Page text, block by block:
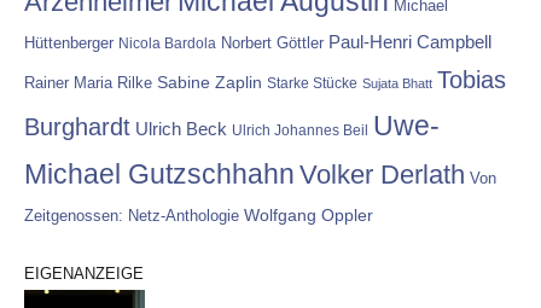
Michael
Hüttenberger Nicola Bardola Norbert Göttler Paul-Henri Campbell
Rainer Maria Rilke Sabine Zaplin Starke Stücke Sujata Bhatt Tobias
Burghardt Ulrich Beck Ulrich Johannes Beil Uwe-
Michael Gutzschhahn Volker Derlath Von
Zeitgenossen: Netz-Anthologie Wolfgang Oppler
EIGENANZEIGE